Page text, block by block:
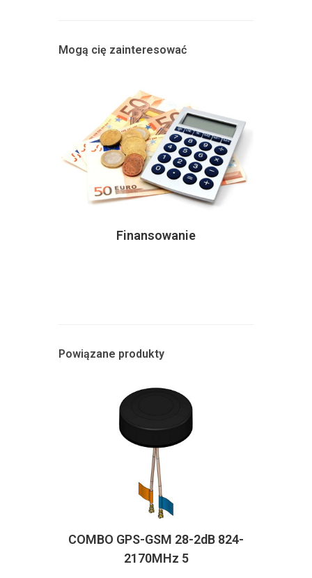
Mogą cię zainteresować
Finansowanie
Powiązane produkty
COMBO GPS-GSM 28-2dB 824-
2170MHz 5